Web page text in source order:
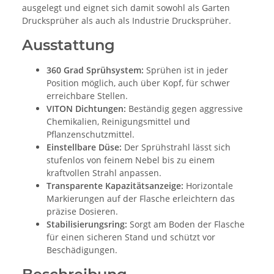
ausgelegt und eignet sich damit sowohl als Garten
Drucksprüher als auch als Industrie Drucksprüher.
Ausstattung
360 Grad Sprühsystem: Sprühen ist in jeder
Position möglich, auch über Kopf, für schwer
erreichbare Stellen.
VITON Dichtungen: Beständig gegen aggressive
Chemikalien, Reinigungsmittel und
Pflanzenschutzmittel.
Einstellbare Düse: Der Sprühstrahl lässt sich
stufenlos von feinem Nebel bis zu einem
kraftvollen Strahl anpassen.
Transparente Kapazitätsanzeige: Horizontale
Markierungen auf der Flasche erleichtern das
präzise Dosieren.
Stabilisierungsring: Sorgt am Boden der Flasche
für einen sicheren Stand und schützt vor
Beschädigungen.